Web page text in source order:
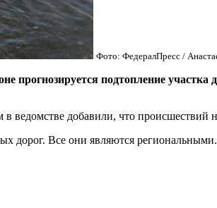
Фото: ФедералПресс /
подтопление участка
добавили, что происшествий
дорог. Все они являются региональными.